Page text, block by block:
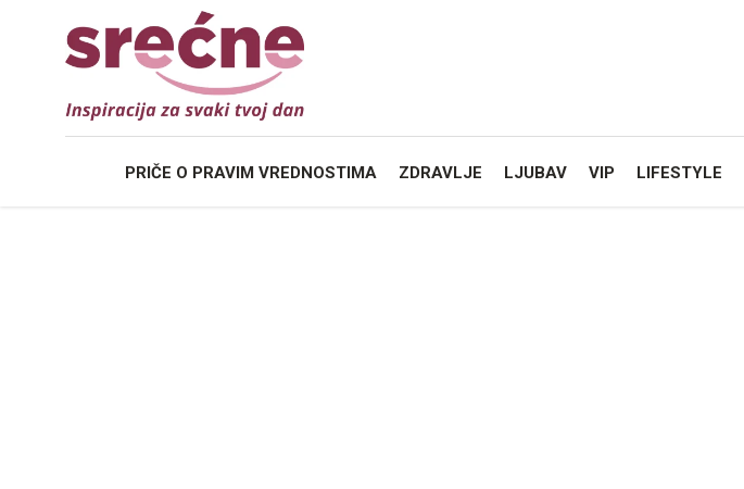
PRIČE O PRAVIM VREDNOSTIMA ZDRAVLJE LJUBAV VIP LIFESTYLE